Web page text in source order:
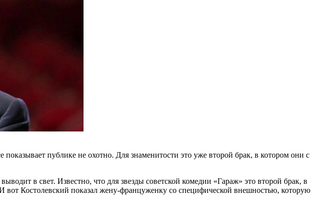
публике не охотно. Для знаменитости это уже второй брак, в котором они с
в свет. Известно, что для звезды советской комедии «Гараж» это второй брак, в
вот Костолевский показал жену-француженку со специфической внешностью, которую